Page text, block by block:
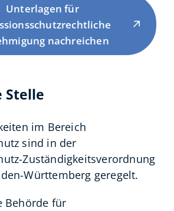
Unterlagen für
nachreichen
Stelle
im Bereich
sind in der
Zuständigkeitsverordnung
Württemberg geregelt.
Behörde für